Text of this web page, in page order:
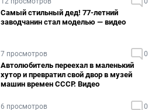
Самый стильный дед! 77-летний
заводчанин стал моделью — видео
7 просмотров 0
Автолюбитель переехал в маленький
хутор и превратил свой двор в музей
машин времен СССР. Видео
6 просмотров 0